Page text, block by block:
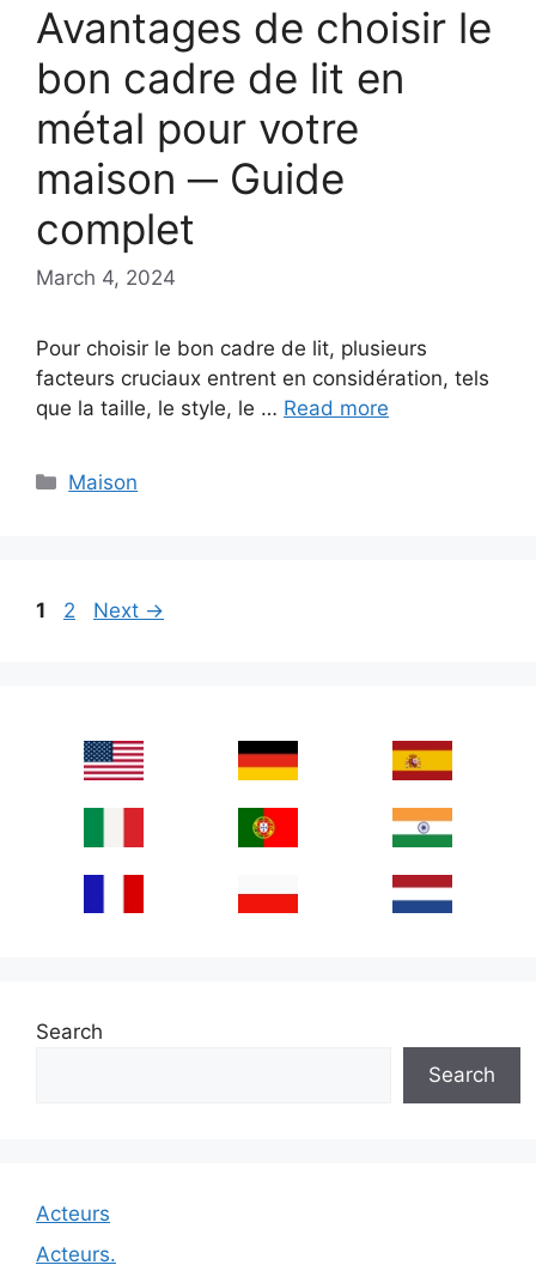
Avantages de choisir le
bon cadre de lit en
métal pour votre
maison ─ Guide
complet
March 4, 2024
Pour choisir le bon cadre de lit, plusieurs
facteurs cruciaux entrent en considération, tels
que la taille, le style, le … Read more
Categories
Maison
Page
1 Page
2 Next →
Search
Search
Acteurs
Acteurs.